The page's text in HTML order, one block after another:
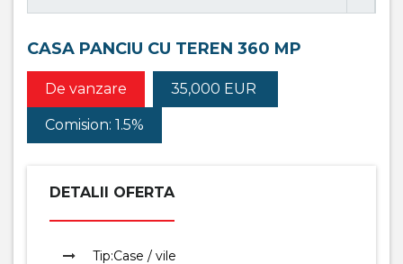
CASA PANCIU CU TEREN 360 MP
De vanzare 35,000 EUR
Comision: 1.5%
DETALII OFERTA
Tip:Case / vile